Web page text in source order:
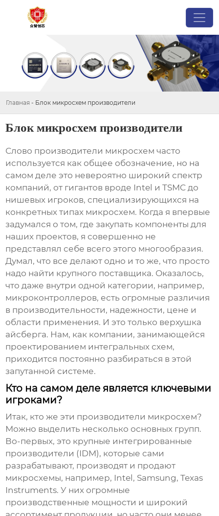
Главная - Блок микросхем производители
Блок микросхем производители
Слово производители микросхем часто
используется как общее обозначение, но на
самом деле это невероятно широкий спектр
компаний, от гигантов вроде Intel и TSMC до
нишевых игроков, специализирующихся на
конкретных типах микросхем. Когда я впервые
задумался о том, где закупать компоненты для
наших проектов, я совершенно не
представлял себе всего этого многообразия.
Думал, что все делают одно и то же, что просто
надо найти крупного поставщика. Оказалось,
что даже внутри одной категории, например,
микроконтроллеров, есть огромные различия
в производительности, надежности, цене и
области применения. И это только верхушка
айсберга. Нам, как компании, занимающейся
проектированием интегральных схем,
приходится постоянно разбираться в этой
запутанной системе.
Кто на самом деле является ключевыми
игроками?
Итак, кто же эти производители микросхем?
Можно выделить несколько основных групп.
Во-первых, это крупные интегрированные
производители (IDM), которые сами
разрабатывают, производят и продают
микросхемы, например, Intel, Samsung, Texas
Instruments. У них огромные
производственные мощности и широкий